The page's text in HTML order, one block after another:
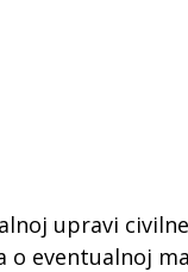
upravi
o eventualnoj